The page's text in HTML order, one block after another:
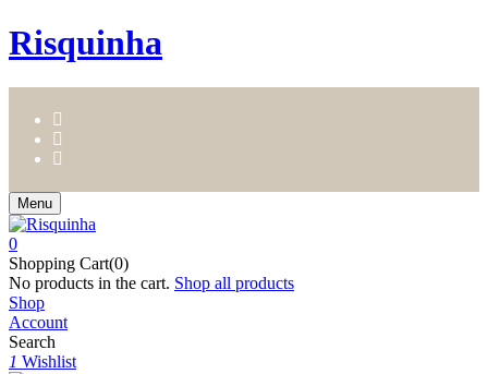
Risquinha
Menu
0
Shopping Cart(0)
No products in the cart. Shop all products
Shop
Account
Search
1 Wishlist